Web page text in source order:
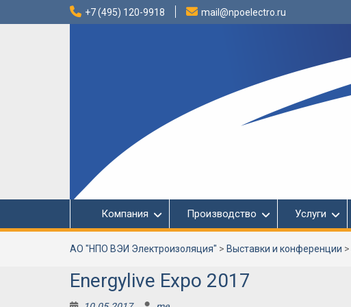
+7 (495) 120-9918 mail@npoelectro.ru
Компания Производство Услуги
АО "НПО ВЭИ Электроизоляция" > Выставки и конференции >
Energylive Expo 2017